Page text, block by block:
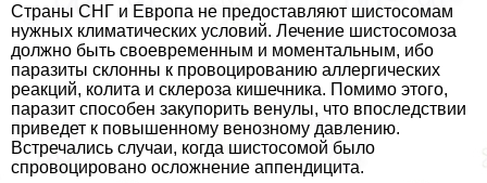
Страны СНГ и Европа не предоставляют шистосомам
нужных климатических условий. Лечение шистосомоза
должно быть своевременным и моментальным, ибо
паразиты склонны к провоцированию аллергических
реакций, колита и склероза кишечника. Помимо этого,
паразит способен закупорить венулы, что впоследствии
приведет к повышенному венозному давлению.
Встречались случаи, когда шистосомой было
спровоцировано осложнение аппендицита.